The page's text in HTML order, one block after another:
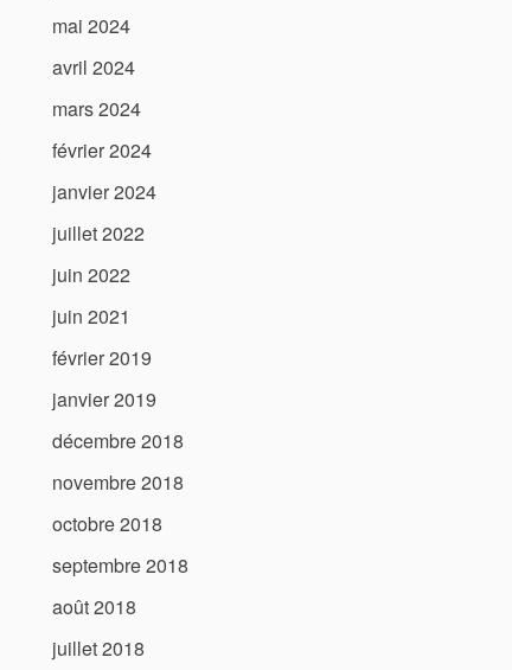
mai 2024
avril 2024
mars 2024
février 2024
janvier 2024
juillet 2022
juin 2022
juin 2021
février 2019
janvier 2019
décembre 2018
novembre 2018
octobre 2018
septembre 2018
août 2018
juillet 2018